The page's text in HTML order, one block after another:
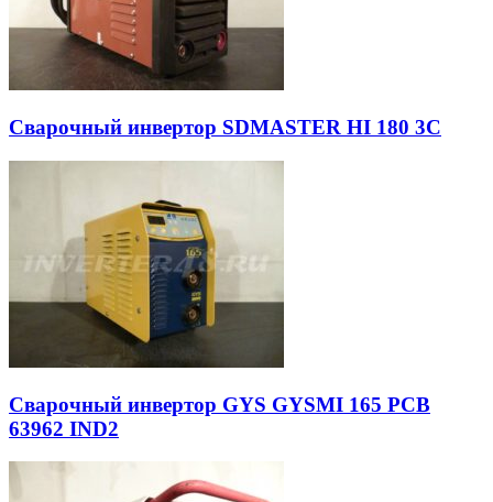
Сварочный инвертор SDMASTER HI 180 3C
Сварочный инвертор GYS GYSMI 165 PCB
63962 IND2